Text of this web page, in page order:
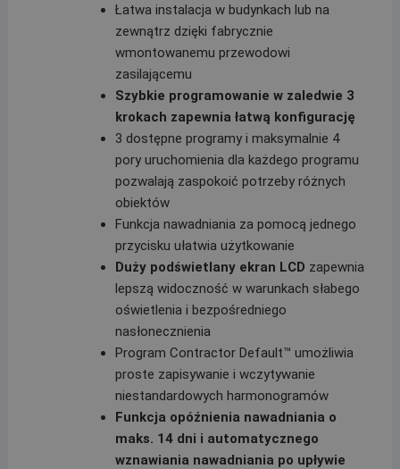
Łatwa instalacja w budynkach lub na
zewnątrz dzięki fabrycznie
wmontowanemu przewodowi
zasilającemu
Szybkie programowanie w zaledwie 3
krokach zapewnia łatwą konfigurację
3 dostępne programy i maksymalnie 4
pory uruchomienia dla każdego programu
pozwalają zaspokoić potrzeby różnych
obiektów
Funkcja nawadniania za pomocą jednego
przycisku ułatwia użytkowanie
Duży podświetlany ekran LCD zapewnia
lepszą widoczność w warunkach słabego
oświetlenia i bezpośredniego
nasłonecznienia
Program Contractor Default™ umożliwia
proste zapisywanie i wczytywanie
niestandardowych harmonogramów
Funkcja opóźnienia nawadniania o
maks. 14 dni i automatycznego
wznawiania nawadniania po upływie